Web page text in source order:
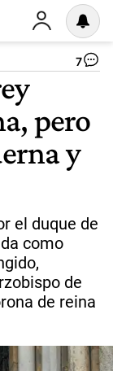
7
pero
y
el duque de
como
de
de reina